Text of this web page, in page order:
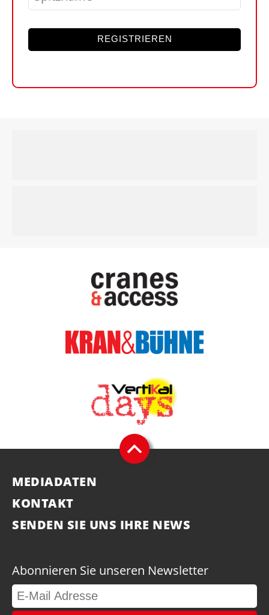
REGISTRIEREN
MEDIADATEN
KONTAKT
SENDEN SIE UNS IHRE NEWS
Abonnieren Sie unseren Newsletter